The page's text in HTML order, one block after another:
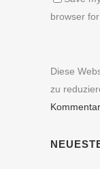
browser
Diese
zu